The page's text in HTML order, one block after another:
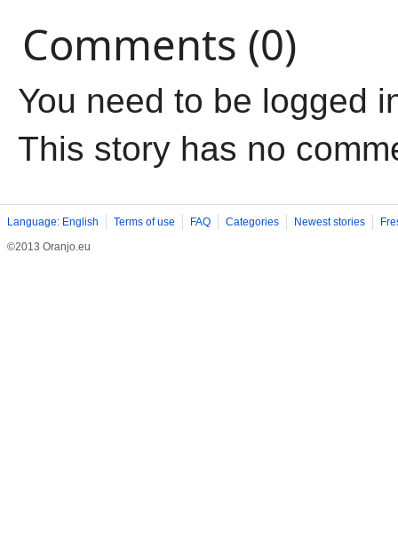
Comments (0)
You need to be logged
This story has no
Language: English Terms of use FAQ Categories Newest stories
©2013 Oranjo.eu